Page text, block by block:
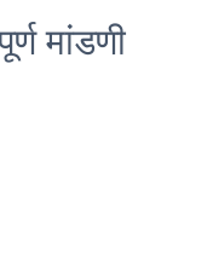
मांडणी